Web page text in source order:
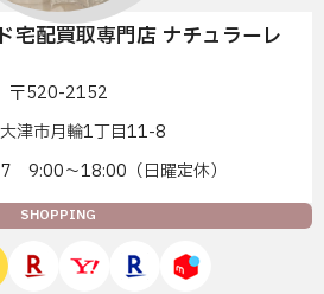
宅配買取専門店 ナチュラーレ
〒520-2152
津市月輪1丁目11-8
9:00〜18:00（日曜定休）
SHOPPING